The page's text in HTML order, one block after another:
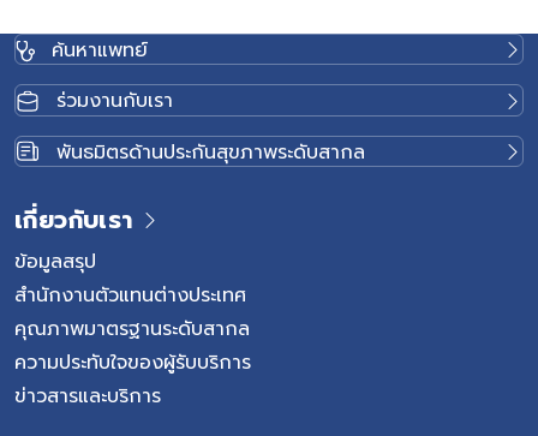
ค้นหาแพทย์
ร่วมงานกับเรา
พันธมิตรด้านประกันสุขภาพระดับสากล
เกี่ยวกับเรา
ข้อมูลสรุป
สำนักงานตัวแทนต่างประเทศ
คุณภาพมาตรฐานระดับสากล
ความประทับใจของผู้รับบริการ
ข่าวสารและบริการ